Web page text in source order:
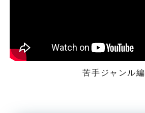
苦手ジャンル編